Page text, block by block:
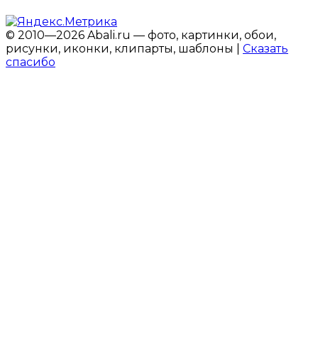
© 2010—2026 Abali.ru — фото, картинки, обои,
рисунки, иконки, клипарты, шаблоны | Сказать
спасибо